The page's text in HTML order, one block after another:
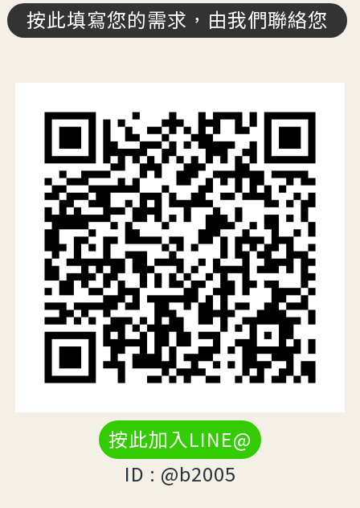
按此填寫您的需求，由我們聯絡您
按此加入LINE@
ID : @b2005